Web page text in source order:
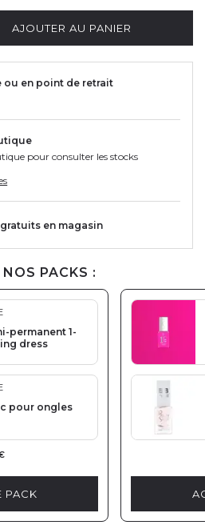
AJOUTER AU PANIER
ou en point de retrait
pour consulter les stocks
en magasin
PACKS :
permanent 1-
dress
pour ongles
PACK